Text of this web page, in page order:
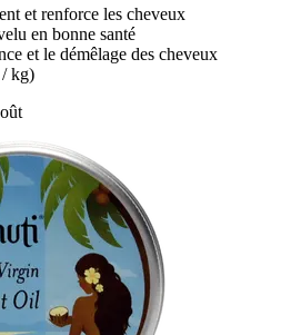
et renforce les cheveux
en bonne santé
et le démêlage des cheveux
kg)